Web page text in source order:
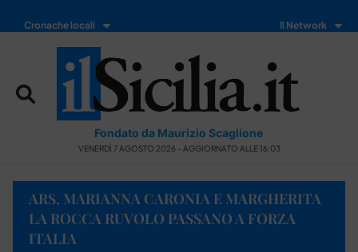
Cronache locali Il Network
Fondato da Maurizio Scaglione
VENERDÌ 7 AGOSTO 2026 - AGGIORNATO ALLE 16:03
ARS, MARIANNA CARONIA E MARGHERITA
LA ROCCA RUVOLO PASSANO A FORZA
ITALIA